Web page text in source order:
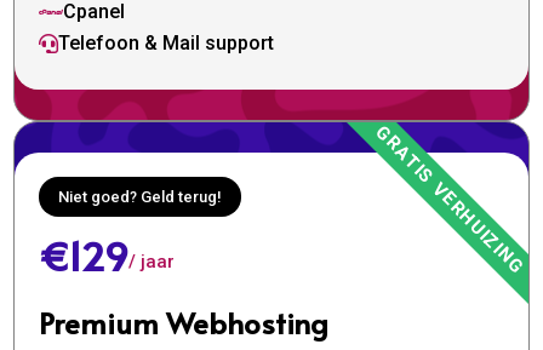
Cpanel
Telefoon & Mail support
Niet goed? Geld terug!
€129/ jaar
Premium Webhosting